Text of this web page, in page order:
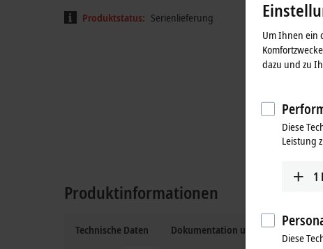
Produktstatus: Serienlieferung
Produktinformationen
Technische Daten Dokumentation und Downloads
Um Ihnen ein
dazu und zu
Diese
Leistung
1
Diese